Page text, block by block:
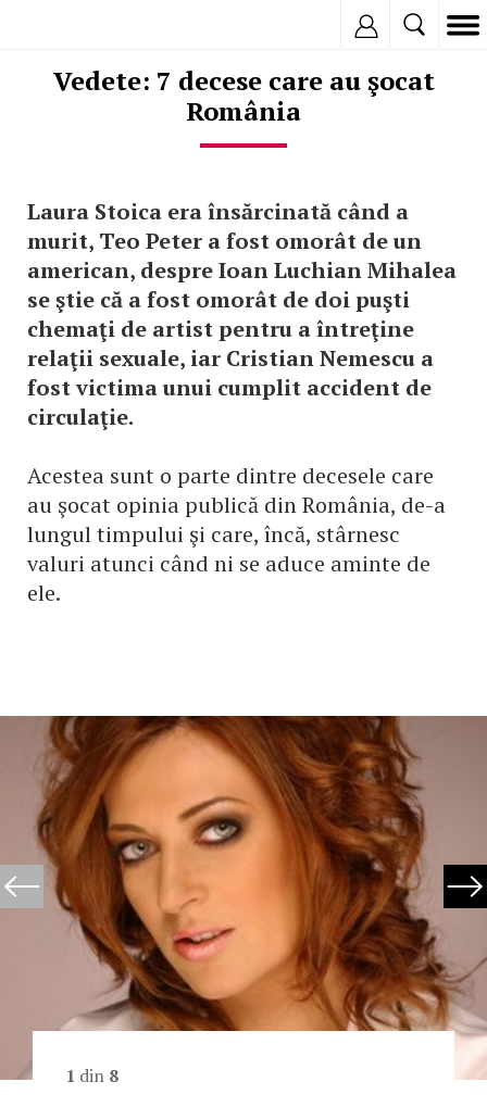
Vedete: 7 decese care au şocat
România
Laura Stoica era însărcinată când a
murit, Teo Peter a fost omorât de un
american, despre Ioan Luchian Mihalea
se ştie că a fost omorât de doi puşti
chemaţi de artist pentru a întreţine
relaţii sexuale, iar Cristian Nemescu a
fost victima unui cumplit accident de
circulaţie.
Acestea sunt o parte dintre decesele care
au şocat opinia publică din România, de-a
lungul timpului şi care, încă, stârnesc
valuri atunci când ni se aduce aminte de
ele.
1 din 8